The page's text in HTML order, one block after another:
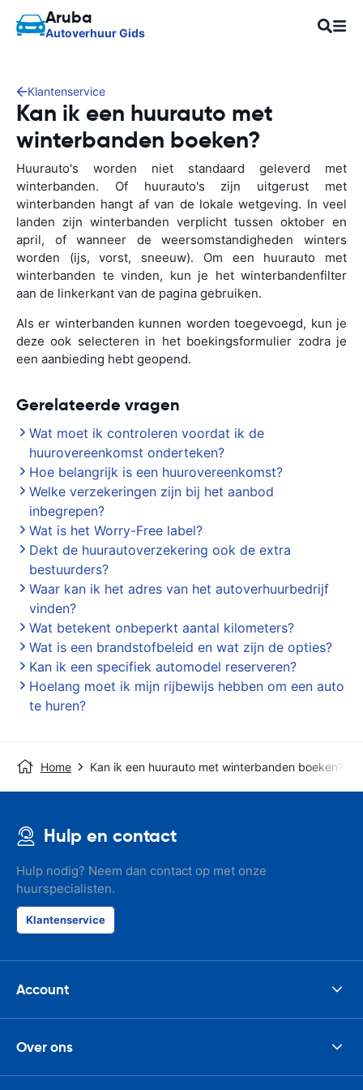
Aruba
Autoverhuur Gids
Klantenservice
Kan ik een huurauto met
winterbanden boeken?
Huurauto's worden niet standaard geleverd met
winterbanden. Of huurauto's zijn uitgerust met
winterbanden hangt af van de lokale wetgeving. In veel
landen zijn winterbanden verplicht tussen oktober en
april, of wanneer de weersomstandigheden winters
worden (ijs, vorst, sneeuw). Om een huurauto met
winterbanden te vinden, kun je het winterbandenfilter
aan de linkerkant van de pagina gebruiken.
Als er winterbanden kunnen worden toegevoegd, kun je
deze ook selecteren in het boekingsformulier zodra je
een aanbieding hebt geopend.
Gerelateerde vragen
Wat moet ik controleren voordat ik de
huurovereenkomst onderteken?
Hoe belangrijk is een huurovereenkomst?
Welke verzekeringen zijn bij het aanbod
inbegrepen?
Wat is het Worry-Free label?
Dekt de huurautoverzekering ook de extra
bestuurders?
Waar kan ik het adres van het autoverhuurbedrijf
vinden?
Wat betekent onbeperkt aantal kilometers?
Wat is een brandstofbeleid en wat zijn de opties?
Kan ik een specifiek automodel reserveren?
Hoelang moet ik mijn rijbewijs hebben om een auto
te huren?
Home Kan ik een huurauto met winterbanden boeken?
Hulp en contact
Hulp nodig? Neem dan contact op met onze
huurspecialisten.
Klantenservice
Account
Over ons